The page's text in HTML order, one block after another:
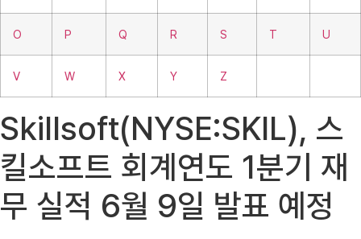
O P Q R S T U
V W X Y Z
Skillsoft(NYSE:SKIL), 스
킬소프트 회계연도 1분기 재
무 실적 6월 9일 발표 예정